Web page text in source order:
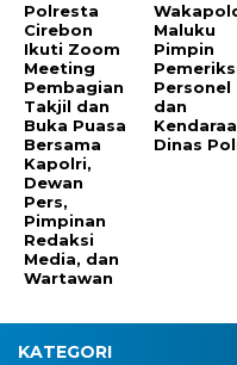
Polresta
Cirebon
Ikuti Zoom
Meeting
Pembagian
Takjil dan
Buka Puasa
Bersama
Kapolri,
Dewan
Pers,
Pimpinan
Redaksi
Media, dan
Wartawan
Maluku
Pimpin
Personel
dan
Dinas
KATEGORI